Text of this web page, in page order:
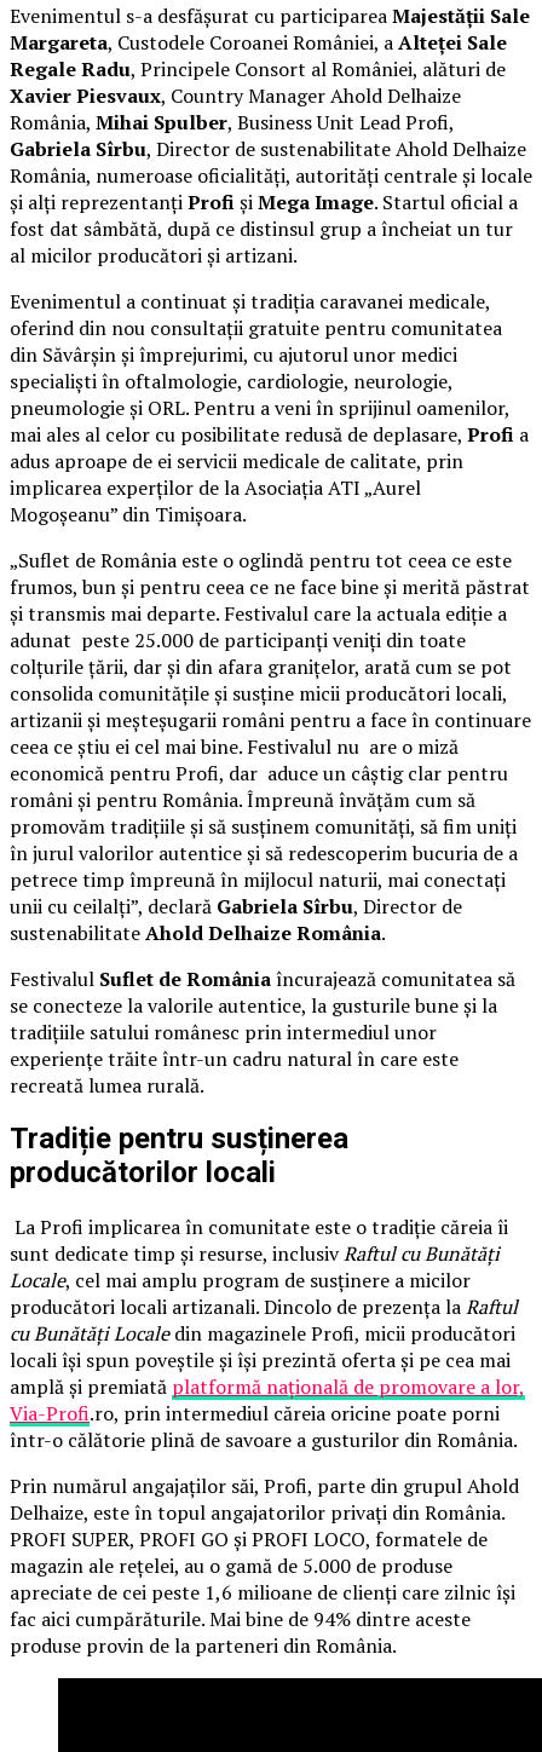
Evenimentul s-a desfășurat cu participareaMajestății Sale
Margareta, Custodele Coroanei României, aAlteței Sale
Regale Radu, Principele Consort al României, alături de
Xavier Piesvaux, Country Manager Ahold Delhaize
România, Mihai Spulber, Business Unit Lead Profi,
Gabriela Sîrbu, Director de sustenabilitate Ahold Delhaize
România, numeroase oficialități, autorități centrale și locale
și alți reprezentanțiProfișiMega Image. Startul oficial a
fost dat sâmbătă, după ce distinsul grup a încheiat un tur
al micilor producători și artizani.
Evenimentul a continuat și tradiția caravanei medicale,
oferind din nou consultații gratuite pentru comunitatea
din Săvârșin și împrejurimi, cu ajutorul unor medici
specialiști în oftalmologie, cardiologie, neurologie,
pneumologie și ORL. Pentru a veni în sprijinul oamenilor,
mai ales al celor cu posibilitate redusă de deplasare, Profi a
adus aproape de ei servicii medicale de calitate, prin
implicarea experților de la Asociația ATI „Aurel
Mogoșeanu” din Timișoara.
„Suflet de România este o oglindă pentru tot ceea ce este
frumos, bun și pentru ceea ce ne face bine și merită păstrat
și transmis mai departe. Festivalul care la actuala ediție a
adunat peste 25.000 de participanți veniți din toate
colțurile țării, dar și din afara granițelor, arată cum se pot
consolida comunitățile și susține micii producători locali,
artizanii și meșteșugarii români pentru a face în continuare
ceea ce știu ei cel mai bine. Festivalul nu are o miză
economică pentru Profi, dar aduce un câștig clar pentru
români și pentru România. Împreună învățăm cum să
promovăm tradițiile și să susținem comunități, să fim uniți
în jurul valorilor autentice și să redescoperim bucuria de a
petrece timp împreună în mijlocul naturii, mai conectați
unii cu ceilalți”, declară Gabriela Sîrbu, Director de
sustenabilitateAhold Delhaize România.
Festivalul Suflet de Româniaîncurajează comunitatea să
se conecteze la valorile autentice, la gusturile bune și la
tradițiile satului românesc prin intermediul unor
experiențe trăite într-un cadru natural în care este
recreată lumea rurală.
Tradiție pentru susținerea
producătorilor locali
La Profi implicarea în comunitate este o tradiție căreia îi
sunt dedicate timp și resurse, inclusivRaftul cu Bunătăți
Locale, cel mai amplu program de susținere a micilor
producători locali artizanali. Dincolo de prezența laRaftul
cu Bunătăți Localedin magazinele Profi, micii producători
locali își spun poveștile și își prezintă oferta și pe cea mai
amplă și premiată platformă națională de promovare a lor,
Via-Profi.ro, prin intermediul căreia oricine poate porni
într-o călătorie plină de savoare a gusturilor din România.
Prin numărul angajaților săi, Profi, parte din grupul Ahold
Delhaize, este în topul angajatorilor privați din România.
PROFI SUPER, PROFI GO și PROFI LOCO, formatele de
magazin ale rețelei, au o gamă de 5.000 de produse
apreciate de cei peste 1,6 milioane de clienți care zilnic își
fac aici cumpărăturile. Mai bine de 94% dintre aceste
produse provin de la parteneri din România.